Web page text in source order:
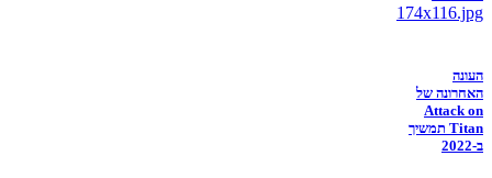
העונה
האחרונה של
Attack on
Titan תמשיך
ב-2022